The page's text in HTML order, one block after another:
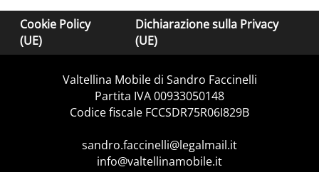
Cookie Policy
(UE)
Dichiarazione sulla Privacy
(UE)
Valtellina Mobile di Sandro Faccinelli
Partita IVA 00933050148
Codice fiscale FCCSDR75R06I829B
sandro.faccinelli@legalmail.it
info@valtellinamobile.it